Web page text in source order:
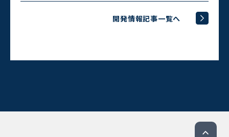
開発情報記事一覧へ